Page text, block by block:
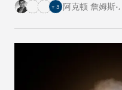
+ 3 阿克顿 詹姆斯•,